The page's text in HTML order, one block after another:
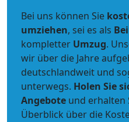
Bei uns können Sie
umziehen, sei es als
kompletter Umzug.
wir über die Jahre
deutschlandweit und
unterwegs. Holen Sie
Angebote und erhalten
Überblick über die